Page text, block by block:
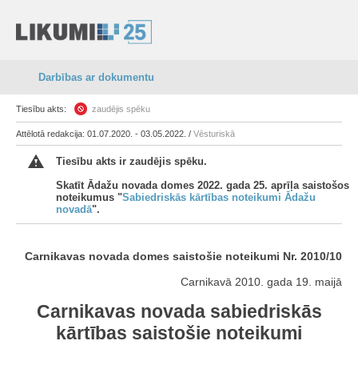
Darbības ar dokumentu
Tiesību akts: zaudējis spēku
Attēlotā redakcija: 01.07.2020. - 03.05.2022. / Vēsturiskā
Tiesību akts ir zaudējis spēku.
Skatīt Ādažu novada domes 2022. gada 25. aprīļa saistošos
noteikumus "Sabiedriskās kārtības noteikumi Ādažu
novadā".
Carnikavas novada domes saistošie noteikumi Nr. 2010/10
Carnikavā 2010. gada 19. maijā
Carnikavas novada sabiedriskās
kārtības saistošie noteikumi